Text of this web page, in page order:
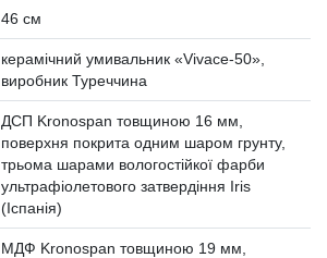
46 см
керамічний умивальник «Vivace-50»,
виробник Туреччина
ДСП Kronospan товщиною 16 мм,
поверхня покрита одним шаром грунту,
трьома шарами вологостійкої фарби
ультрафіолетового затвердіння Iris
(Іспанія)
МДФ Kronospan товщиною 19 мм,